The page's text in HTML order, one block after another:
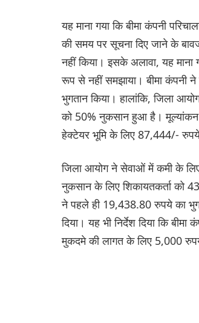
यह माना गया कि बीमा कंपनी
की समय पर सूचना दिए जाने के
नहीं किया। इसके अलावा, यह माना
रूप से नहीं समझाया। बीमा कंपनी
भुगतान किया। हालांकि, जिला
को 50% नुकसान हुआ है। मूल्यांकन
हेक्टेयर भूमि के लिए 87,444/-
जिला आयोग ने सेवाओं में कमी के लिए
नुकसान के लिए शिकायतकर्ता को
ने पहले ही 19,438.80 रुपये का
दिया। यह भी निर्देश दिया कि
मुकदमे की लागत के लिए 5,000